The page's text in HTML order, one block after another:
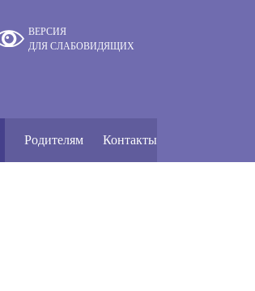
ВЕРСИЯ
ДЛЯ СЛАБОВИДЯЩИХ
Родителям Контакты